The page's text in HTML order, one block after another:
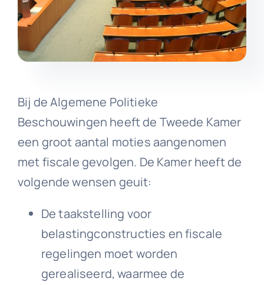
Bij de Algemene Politieke
Beschouwingen heeft de Tweede Kamer
een groot aantal moties aangenomen
met fiscale gevolgen. De Kamer heeft de
volgende wensen geuit:
De taakstelling voor
belastingconstructies en fiscale
regelingen moet worden
gerealiseerd, waarmee de